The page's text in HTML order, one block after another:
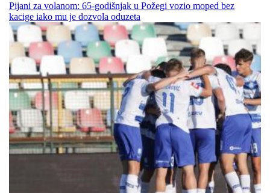
Pijani za volanom: 65-godišnjak u Požegi vozio moped bez
kacige iako mu je dozvola oduzeta